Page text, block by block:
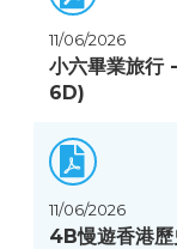
11/06/2026
小六畢業旅
6D)
11/06/2026
4B慢遊香港